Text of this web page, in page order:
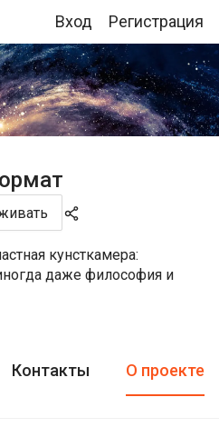
Вход Регистрация
кунсткамера:
даже философия и
Контакты О проекте